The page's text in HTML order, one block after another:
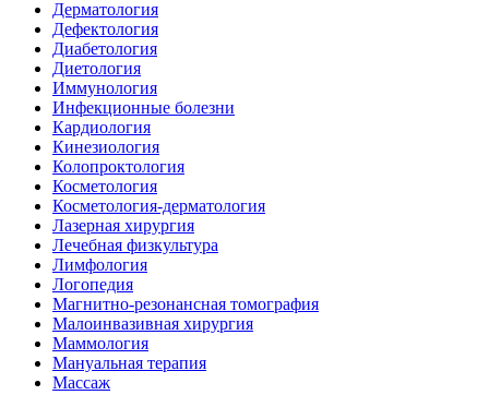
Дерматология
Дефектология
Диабетология
Диетология
Иммунология
Инфекционные болезни
Кардиология
Кинезиология
Колопроктология
Косметология
Косметология-дерматология
Лазерная хирургия
Лечебная физкультура
Лимфология
Логопедия
Магнитно-резонансная томография
Малоинвазивная хирургия
Маммология
Мануальная терапия
Массаж